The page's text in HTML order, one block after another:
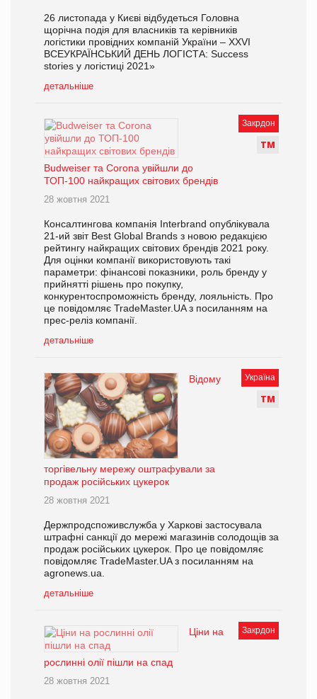
26 листопада у Києві відбудеться Головна
щорічна подія для власників та керівників
логістики провідних компаній України – ХХVI
ВСЕУКРАЇНСЬКИЙ ДЕНЬ ЛОГІСТА: Success
stories у логістиці 2021»
детальніше
Закрдон
ТМ
Budweiser та Corona увійшли до
ТОП-100 найкращих світових брендів
28 жовтня 2021
Консалтингова компанія Interbrand опублікувала
21-ий звіт Best Global Brands з новою редакцією
рейтингу найкращих світових брендів 2021 року.
Для оцінки компанії використовують такі
параметри: фінансові показники, роль бренду у
прийнятті рішень про покупку,
конкурентоспроможність бренду, лояльність. Про
це повідомляє TradeMaster.UA з посиланням на
прес-реліз компанії.
детальніше
Україна
ТМ
Відому
торгівельну мережу оштрафували за
продаж російських цукерок
28 жовтня 2021
Держпродспоживслужба у Харкові застосувала
штрафні санкції до мережі магазинів солодощів за
продаж російських цукерок. Про це повідомляє
повідомляє TradeMaster.UA з посиланням на
аgronews.ua.
детальніше
Закрдон
Ціни на
рослинні олії пішли на спад
28 жовтня 2021